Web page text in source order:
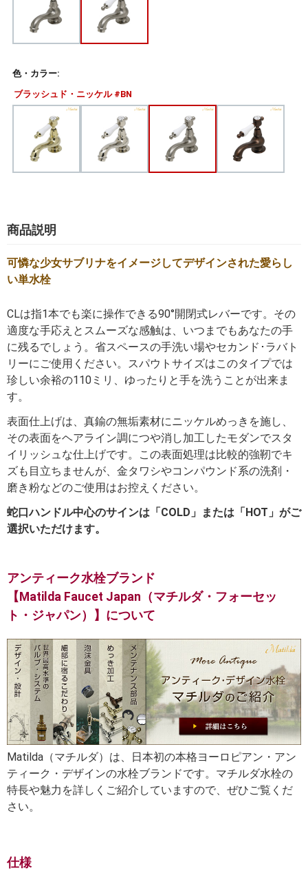
色・カラー:
ブラッシュド・ニッケル #BN
商品説明
可憐な少女サブリナをイメージしてデザインされた愛らし
い単水栓
CLは指1本でも楽に操作できる90°開閉式レバーです。その
適度な手応えとスムーズな感触は、いつまでもあなたの手
に残るでしょう。省スペースの手洗い場やセカンド･ラバト
リーにご使用ください。スパウトサイズはこのタイプでは
珍しい余裕の110ミリ、ゆったりと手を洗うことが出来ま
す。
表面仕上げは、真鍮の無垢素材にニッケルめっきを施し、
その表面をヘアライン調につや消し加工したモダンでスタ
イリッシュな仕上げです。この表面処理は比較的強靭でキ
ズも目立ちませんが、金タワシやコンパウンド系の洗剤・
磨き粉などのご使用はお控えください。
蛇口ハンドル中心のサインは「COLD」または「HOT」がご
選択いただけます。
アンティーク水栓ブランド
【Matilda Faucet Japan（マチルダ・フォーセッ
ト・ジャパン）】について
Matilda（マチルダ）は、日本初の本格ヨーロピアン・アン
ティーク・デザインの水栓ブランドです。マチルダ水栓の
特長や魅力を詳しくご紹介していますので、ぜひご覧くだ
さい。
仕様